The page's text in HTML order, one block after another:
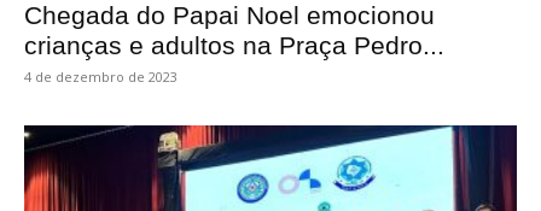
Chegada do Papai Noel emocionou
crianças e adultos na Praça Pedro...
4 de dezembro de 2023